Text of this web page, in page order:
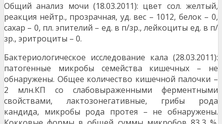
Общий анализ мочи (18.03.2011): цвет сол. желтый,
реакция нейтр., прозрачная, уд. вес – 1012, белок – 0,
сахар – 0, пл. эпителий – ед. в п/зр., лейкоциты ед. в п/
зр., эритроциты – 0.
Бактериологическое исследование кала (28.03.2011):
патогенные микробы семейства кишечных – не
обнаружены. Общее количество кишечной палочки –
2 млн.КП со слабовыраженными ферментными
свойствами, лактозонегативные, грибы рода
кандида, микробы рода протея – не обнаружены.